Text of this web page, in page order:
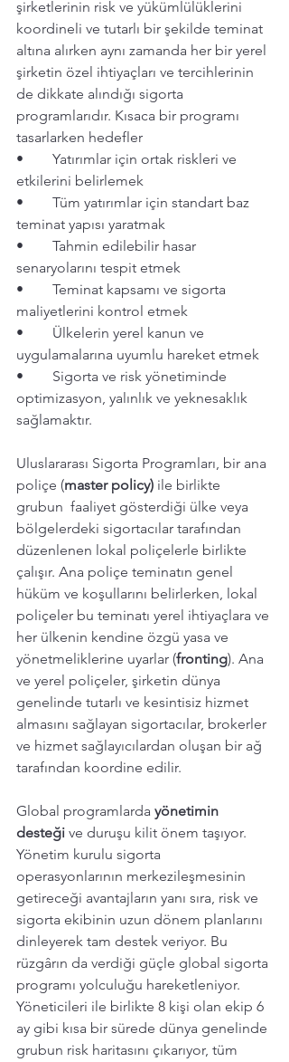
şirketlerinin risk ve yükümlülüklerini
koordineli ve tutarlı bir şekilde teminat
altına alırken aynı zamanda her bir yerel
şirketin özel ihtiyaçları ve tercihlerinin
de dikkate alındığı sigorta
programlarıdır. Kısaca bir programı
tasarlarken hedefler
•	Yatırımlar için ortak riskleri ve
etkilerini belirlemek
•	Tüm yatırımlar için standart baz
teminat yapısı yaratmak
•	Tahmin edilebilir hasar
senaryolarını tespit etmek
•	Teminat kapsamı ve sigorta
maliyetlerini kontrol etmek
•	Ülkelerin yerel kanun ve
uygulamalarına uyumlu hareket etmek
•	Sigorta ve risk yönetiminde
optimizasyon, yalınlık ve yeknesaklık
sağlamaktır.
Uluslararası Sigorta Programları, bir ana
poliçe (master policy) ile birlikte
grubun  faaliyet gösterdiği ülke veya
bölgelerdeki sigortacılar tarafından
düzenlenen lokal poliçelerle birlikte
çalışır. Ana poliçe teminatın genel
hüküm ve koşullarını belirlerken, lokal
poliçeler bu teminatı yerel ihtiyaçlara ve
her ülkenin kendine özgü yasa ve
yönetmeliklerine uyarlar (fronting). Ana
ve yerel poliçeler, şirketin dünya
genelinde tutarlı ve kesintisiz hizmet
almasını sağlayan sigortacılar, brokerler
ve hizmet sağlayıcılardan oluşan bir ağ
tarafından koordine edilir.
Global programlarda yönetimin
desteği ve duruşu kilit önem taşıyor.
Yönetim kurulu sigorta
operasyonlarının merkezileşmesinin
getireceği avantajların yanı sıra, risk ve
sigorta ekibinin uzun dönem planlarını
dinleyerek tam destek veriyor. Bu
rüzgârın da verdiği güçle global sigorta
programı yolculuğu hareketleniyor.
Yöneticileri ile birlikte 8 kişi olan ekip 6
ay gibi kısa bir sürede dünya genelinde
grubun risk haritasını çıkarıyor, tüm